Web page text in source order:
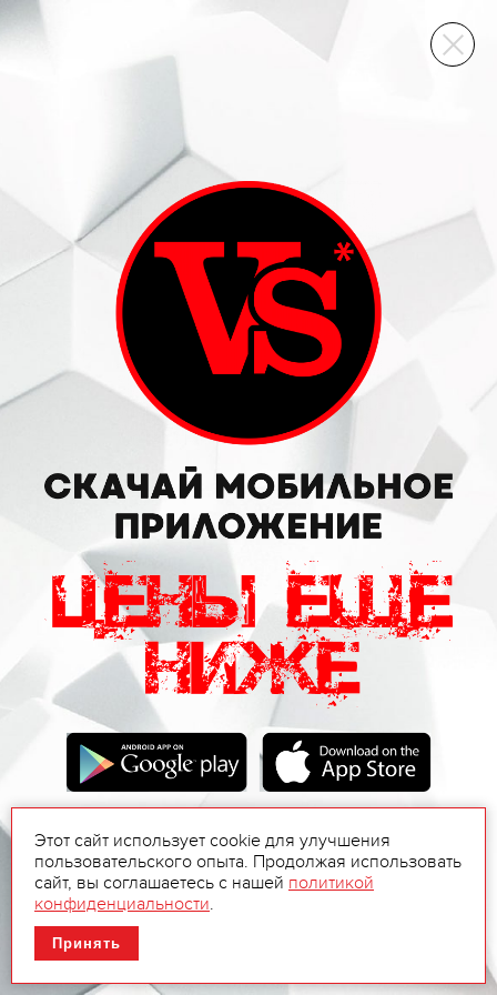
ВИННЫЙ СКЛАД
Этот сайт использует cookie для улучшения
пользовательского опыта. Продолжая использовать
сайт, вы соглашаетесь с нашей политикой
конфиденциальности.
Принять